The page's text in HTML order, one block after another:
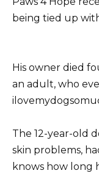
being tied up
His owner died
an adult, who
The 12-year-old
skin problems,
knows how long